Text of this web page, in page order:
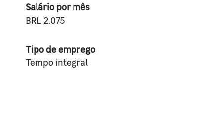
Salário por mês
BRL 2.075
Tipo de emprego
Tempo integral